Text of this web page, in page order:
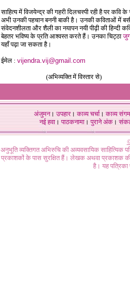
साहित्य में विजयेन्द्र की गहरी दिलचस्पी रही है पर कवि
अभी उनकी पहचान बननी बाकी है। उनकी कविताओं में
संवेदनशीलता और शैली का नयापन नयी पीढ़ी की हिन्दी
बेहतर भविष्य के प्रति आश्वस्त करते हैं। उनका चिट्ठा
यहाँ पढ़ा जा सकता है।
ईमेल : vijendra.vij@gmail.com
(अभिव्यक्ति में विस्तार से)
अंजुमन।उपहार।काव्य चर्चा।काव्य संगम
नई हवा। पाठकनामा। पुराने अंक।
अनुभूति व्यक्तिगत अभिरुचि की अव्यवसायिक
प्रकाशकों के पास सुरक्षित हैं। लेखक अथवा प्रकाशक की
है। यह पत्रिका